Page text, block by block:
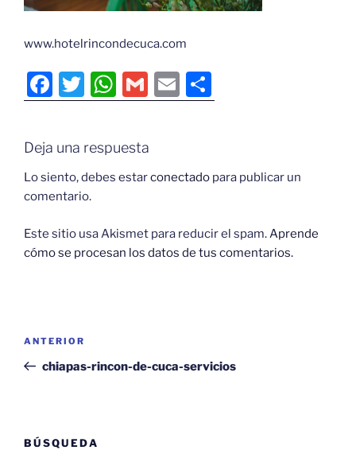
www.hotelrincondecuca.com
F
a
e
b
o
o
k
T
w
er
W
h
at
s
A
p
G
m
l
E
m o
ar
Deja una respuesta
Lo siento, debes estarconectado para publicar un
comentario.
Este sitio usa Akismet para reducir el spam.Aprende
cómo se procesan los datos de tus comentarios.
entradas
Entrada
anterior:
ANTERIOR
chiapas-rincon-de-cuca-servicios
BÚSQUEDA